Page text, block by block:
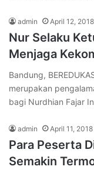
admin April 12, 2018
Nur Selaku
Menjaga
Bandung,
merupakan
bagi Nurdhian Fajar
admin April 11, 2018
Para Peserta
Semakin